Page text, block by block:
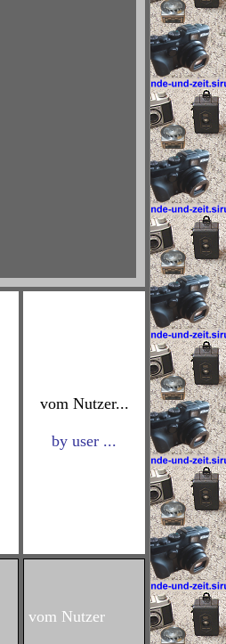
vom Nutzer...
by user ...
vom Nutzer